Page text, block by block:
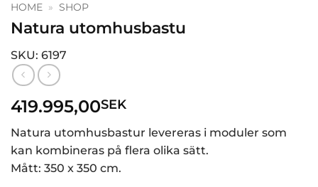
HOME » SHOP
Natura utomhusbastu
SKU: 6197
419.995,00SEK
Natura utomhusbastur levereras i moduler som
kan kombineras på flera olika sätt.
Mått: 350 x 350 cm.